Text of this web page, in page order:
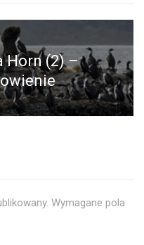
Horn (2) –
Wymagane pola